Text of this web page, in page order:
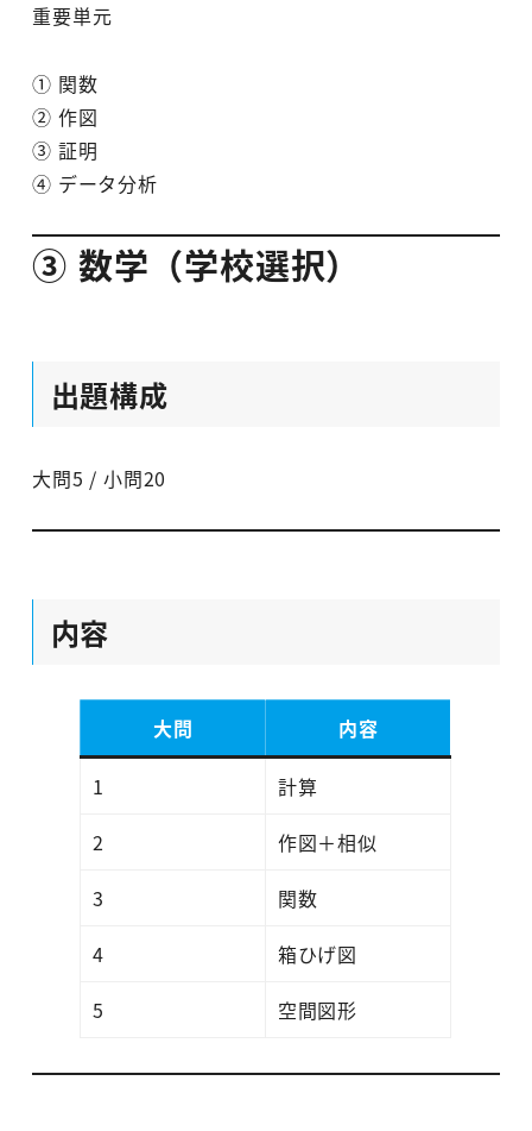
重要単元
① 関数
② 作図
③ 証明
④ データ分析
③ 数学（学校選択）
出題構成
大問5 / 小問20
内容
大問 内容
1
計算
2
作図＋相似
3
関数
4
箱ひげ図
5
空間図形